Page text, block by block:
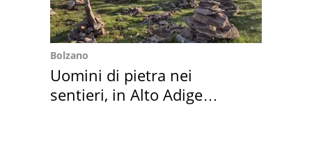
Bolzano
Uomini di pietra nei
sentieri, in Alto Adige